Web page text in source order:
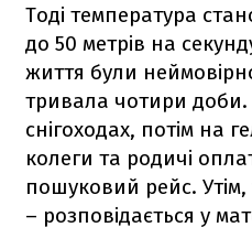
Тоді температура
до 50 метрів на
життя були
тривала чотири
снігоходах, потім на
колеги та родичі
пошуковий рейс.
– розповідається у